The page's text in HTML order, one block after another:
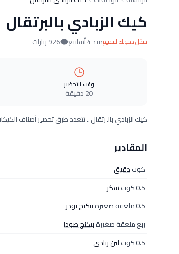
كيك الزبادي بالبرتقال
سجّل دخولك للتقييممنذ 4 أسابيع 926 زيارات
وقت التحضير
20 دقيقة
كيك الزبادي بالبرتقال .. تتعدد طرق تحضير أصناف
المقادير
كوبدقيق
0.5 كوب
سكر
0.5 ملعقة صغيرة
بيكنج بودر
ربع ملعقة صغيرةبيكنج صودا
0.5 كوب
لبن زبادي